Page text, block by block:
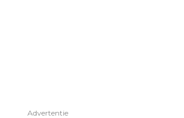
Advertentie